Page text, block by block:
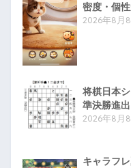
密度・個
2026年8月
将棋日本
準決勝進
2026年8月
キャラフ